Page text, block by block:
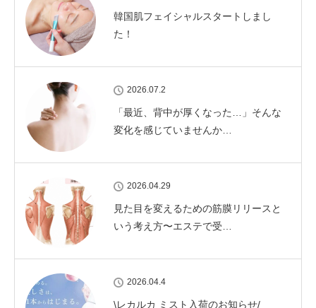
韓国肌フェイシャルスタートしまし
た！
2026.07.2
「最近、背中が厚くなった…」そんな
変化を感じていませんか…
2026.04.29
見た目を変えるための筋膜リリースと
いう考え方〜エステで受…
2026.04.4
\レカルカ ミスト入荷のお知らせ/